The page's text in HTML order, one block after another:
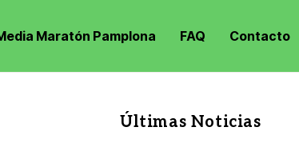
Maratón Pamplona FAQ Contacto
Últimas Noticias